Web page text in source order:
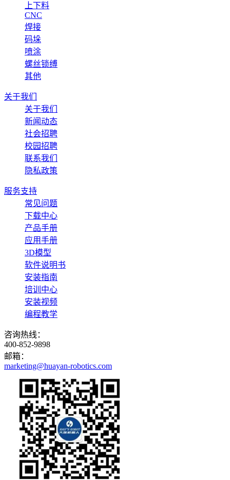
上下料
CNC
焊接
码垛
喷涂
螺丝锁缚
其他
关于我们
关于我们
新闻动态
社会招聘
校园招聘
联系我们
隐私政策
服务支持
常见问题
下载中心
产品手册
应用手册
3D模型
软件说明书
安装指南
培训中心
安装视频
编程教学
咨询热线：
400-852-9898
邮箱：
marketing@huayan-robotics.com